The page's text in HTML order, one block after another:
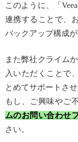
このように、「
連携することで、
バックアップ構成
また弊社クライム
入いただくことで
とめてサポートさ
もし、ご興味やご
ムのお問い合わせ
さい。